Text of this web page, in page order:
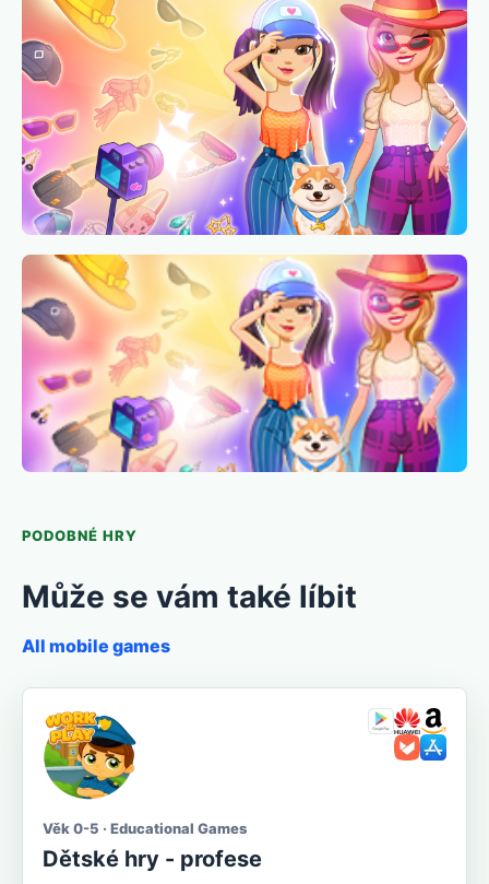
PODOBNÉ HRY
Může se vám také líbit
All mobile games
Věk 0-5 · Educational Games
Dětské hry - profese